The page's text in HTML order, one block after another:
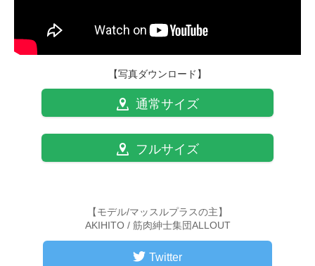
【写真ダウンロード】
通常サイズ
フルサイズ
【モデル/マッスルプラスの主】
AKIHITO / 筋肉紳士集団ALLOUT
Twitter